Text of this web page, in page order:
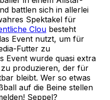
battlen sich in allerlei
Spektakel für
Clou besteht
Event nutzt, um für
Futter zu
Event wurde quasi extra
produzieren, der für
bleibt. Wer so etwas
auf die Beine stellen
Seppel?